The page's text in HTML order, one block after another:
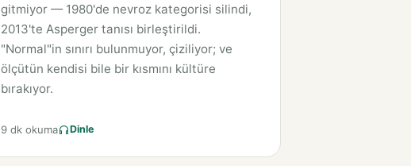
gitmiyor — 1980'de nevroz kategorisi silindi,
2013'te Asperger tanısı birleştirildi.
"Normal"in sınırı bulunmuyor, çiziliyor; ve
ölçütün kendisi bile bir kısmını kültüre
bırakıyor.
9 dk okuma Dinle